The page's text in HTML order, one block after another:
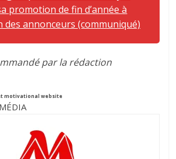
promotion de fin d’année à
des annonceurs (communiqué)
par la rédaction
motivational website